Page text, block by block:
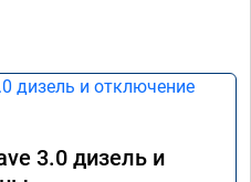
3.0 дизель и